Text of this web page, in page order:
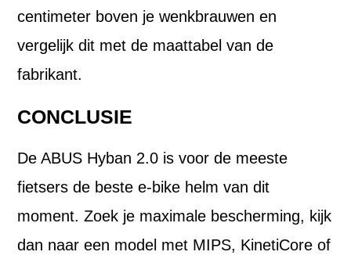
centimeter boven je wenkbrauwen en
vergelijk dit met de maattabel van de
fabrikant.
CONCLUSIE
De ABUS Hyban 2.0 is voor de meeste
fietsers de beste e-bike helm van dit
moment. Zoek je maximale bescherming, kijk
dan naar een model met MIPS, KinetiCore of